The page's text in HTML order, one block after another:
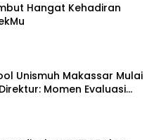
Hangat Kehadiran
Unismuh Makassar Mulai
Momen Evaluasi